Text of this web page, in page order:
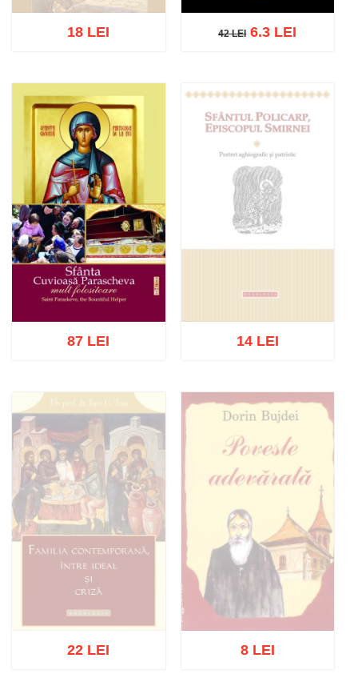
Stoc epuizat
18 LEI 42 LEI
42 LEI6.3 LEI
Adaugă în coș Wishlist
87 LEI
Stoc epuizat
14 LEI
22 LEI 8 LEI